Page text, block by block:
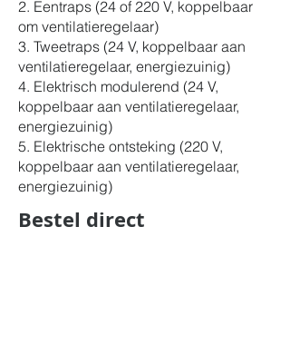
2. Eentraps (24 of 220 V, koppelbaar
om ventilatieregelaar)
3. Tweetraps (24 V, koppelbaar aan
ventilatieregelaar, energiezuinig)
4. Elektrisch modulerend (24 V,
koppelbaar aan ventilatieregelaar,
energiezuinig)
5. Elektrische ontsteking (220 V,
koppelbaar aan ventilatieregelaar,
energiezuinig)
Bestel direct